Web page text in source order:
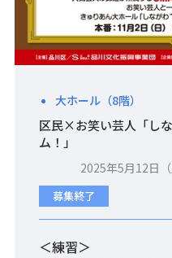
大ホール（8階）
区民×お笑い芸人「し
ム！」
2025年5月12日
募集終了
＜練習＞